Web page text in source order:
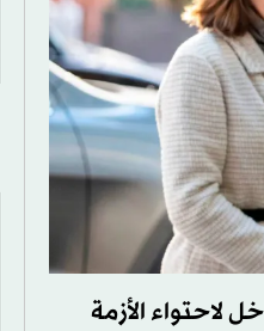
لاحتواء الأزمة